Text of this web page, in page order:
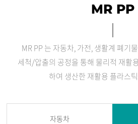
MR PP
MR PP 는 자동차, 가전, 생활계 폐기
세척/압출의 공정을 통해 물리적 재활
하여 생산한 재활용 플라스
자동차